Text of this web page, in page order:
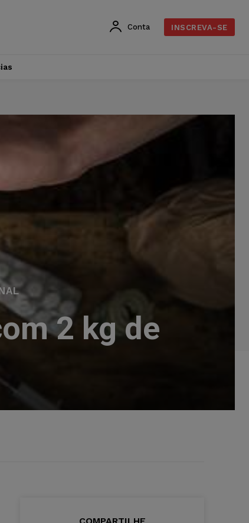
Conta INSCREVA-SE
2 kg de